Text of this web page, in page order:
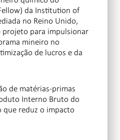
da Institution of
no Reino Unido,
para impulsionar
mineiro no
de lucros e da
de matérias-primas
Interno Bruto do
que reduz o impacto